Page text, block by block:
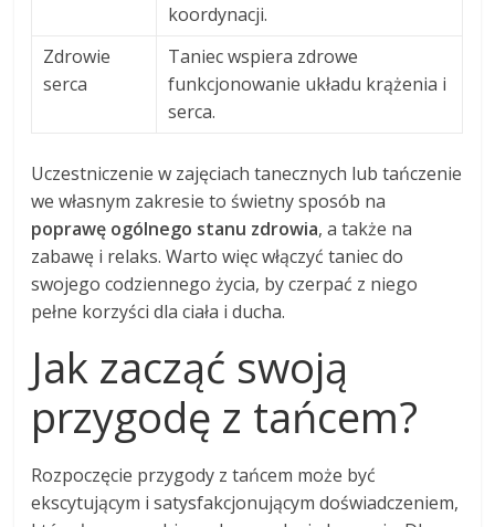
koordynacji.
Zdrowie
serca
Taniec wspiera zdrowe
funkcjonowanie układu krążenia i
serca.
Uczestniczenie w zajęciach tanecznych lub tańczenie
we własnym zakresie to świetny sposób na
poprawę ogólnego stanu zdrowia, a także na
zabawę i relaks. Warto więc włączyć taniec do
swojego codziennego życia, by czerpać z niego
pełne korzyści dla ciała i ducha.
Jak zacząć swoją
przygodę z tańcem?
Rozpoczęcie przygody z tańcem może być
ekscytującym i satysfakcjonującym doświadczeniem,